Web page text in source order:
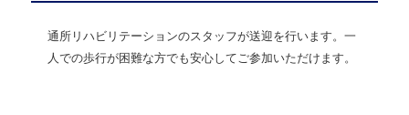
通所リハビリテーションのスタッフが送迎を行います。一
人での歩行が困難な方でも安心してご参加いただけます。